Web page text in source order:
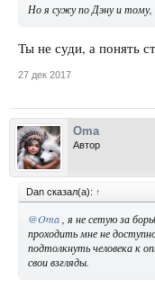
Но я сужу по Дэну и тому,
Ты не суди, а понять
27 дек 2017
Oma
Автор
Dan сказал(а): ↑
@Oma, я не сетую за
проходить мне не
подтолкнуть человека к
свои взгляды.